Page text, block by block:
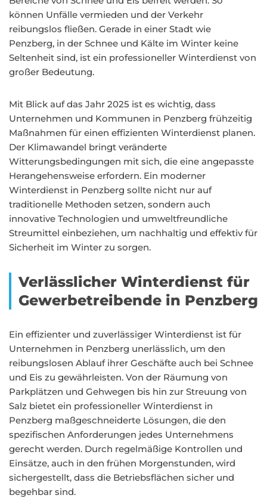
können Unfälle vermieden und der Verkehr
reibungslos fließen. Gerade in einer Stadt wie
Penzberg, in der Schnee und Kälte im Winter keine
Seltenheit sind, ist ein professioneller Winterdienst von
großer Bedeutung.
Mit Blick auf das Jahr 2025 ist es wichtig, dass
Unternehmen und Kommunen in Penzberg frühzeitig
Maßnahmen für einen effizienten Winterdienst planen.
Der Klimawandel bringt veränderte
Witterungsbedingungen mit sich, die eine angepasste
Herangehensweise erfordern. Ein moderner
Winterdienst in Penzberg sollte nicht nur auf
traditionelle Methoden setzen, sondern auch
innovative Technologien und umweltfreundliche
Streumittel einbeziehen, um nachhaltig und effektiv für
Sicherheit im Winter zu sorgen.
Verlässlicher Winterdienst für
Gewerbetreibende in Penzberg
Ein effizienter und zuverlässiger Winterdienst ist für
Unternehmen in Penzberg unerlässlich, um den
reibungslosen Ablauf ihrer Geschäfte auch bei Schnee
und Eis zu gewährleisten. Von der Räumung von
Parkplätzen und Gehwegen bis hin zur Streuung von
Salz bietet ein professioneller Winterdienst in
Penzberg maßgeschneiderte Lösungen, die den
spezifischen Anforderungen jedes Unternehmens
gerecht werden. Durch regelmäßige Kontrollen und
Einsätze, auch in den frühen Morgenstunden, wird
sichergestellt, dass die Betriebsflächen sicher und
begehbar sind.